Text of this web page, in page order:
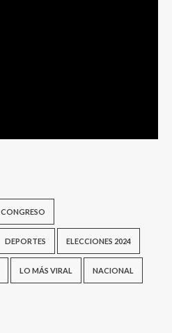
CONGRESO
DEPORTES ELECCIONES 2024
LO MÁS VIRAL NACIONAL